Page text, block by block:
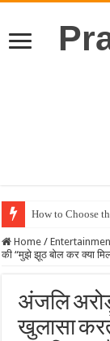
How to Choose
Home /
की “मुझे झूठ बोल कर क्या
अंजलि
खुलासा